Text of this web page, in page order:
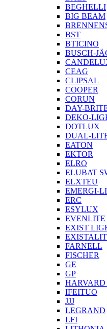
BEGHELLI
BIG BEAM
BST
BTICINO
BUSCH-
CEAG
CLIPSAL
COOPER
CORUN
DAY-
DEKO-
DOTLUX
DUAL-
EATON
EKTOR
ELRO
ELUBAT
ELXTEU
EMERGI-
ERC
ESYLUX
EVENLITE
EXIST
FARNELL
FISCHER
GE
GP
HARVARD
IFEITUO
JJJ
LEGRAND
LFI